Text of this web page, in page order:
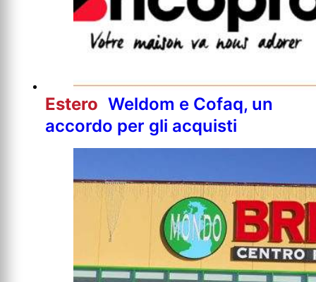
Estero Weldom e Cofaq, un
accordo per gli acquisti